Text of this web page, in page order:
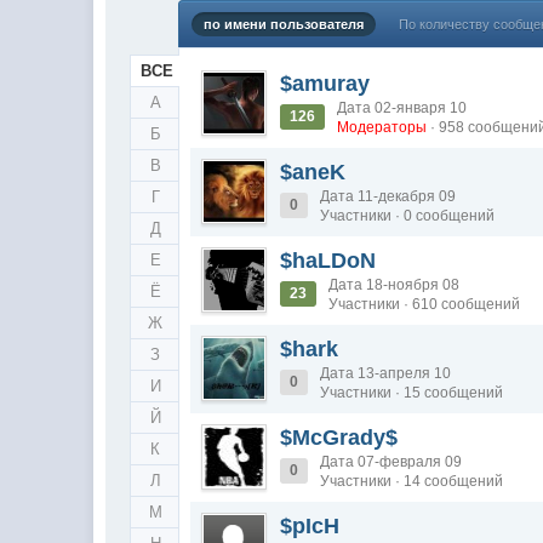
Melwood : Добрый день)
@
@
F@NTOM : @CDR Все дети уже выросли)))
F@NTOM : @Erlan 18.12.2021 снова играли в
ВСЕ
A
B
C
D
E
F
G
H
I
J
K
L
M
N
ВСЕ
А
Б
В
Г
Д
Е
Ё
Ж
З
И
Й
К
Л
М
по имени пользователя По количеству
$amuray
126
Дата 02-января 10
Модераторы · 958
$aneK
0
Дата 11-декабря 09
Участники · 0 сообщений
$haLDoN
23
Дата 18-ноября 08
Участники · 610 сообщений
$hark
0
Дата 13-апреля 10
Участники · 15 сообщений
$McGrady$
0
Дата 07-февраля 09
Участники · 14 сообщений
$pIcH